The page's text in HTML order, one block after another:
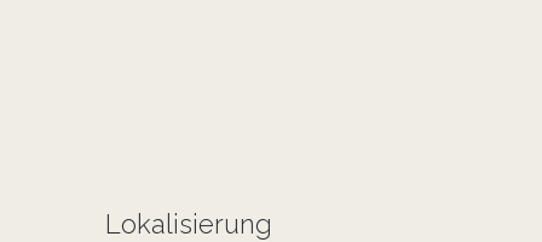
Lokalisierung